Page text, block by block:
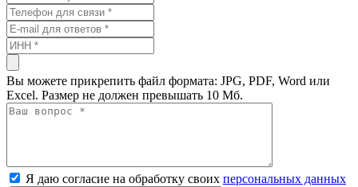
Вы можете прикрепить файл формата: JPG, PDF, Word или
Excel. Размер не должен превышать 10 Мб.
Я даю согласие на обработку своих персональных данных